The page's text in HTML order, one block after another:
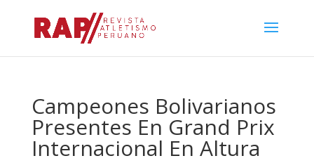
Campeones Bolivarianos
Presentes En Grand Prix
Internacional En Altura